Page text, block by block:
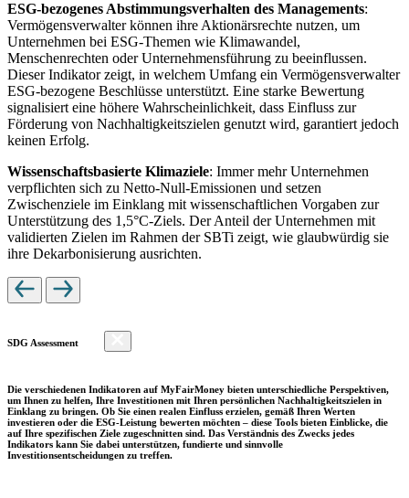
ESG-bezogenes Abstimmungsverhalten des Managements:
Vermögensverwalter können ihre Aktionärsrechte nutzen, um
Unternehmen bei ESG-Themen wie Klimawandel,
Menschenrechten oder Unternehmensführung zu beeinflussen.
Dieser Indikator zeigt, in welchem Umfang ein Vermögensverwalter
ESG-bezogene Beschlüsse unterstützt. Eine starke Bewertung
signalisiert eine höhere Wahrscheinlichkeit, dass Einfluss zur
Förderung von Nachhaltigkeitszielen genutzt wird, garantiert jedoch
keinen Erfolg.
Wissenschaftsbasierte Klimaziele: Immer mehr Unternehmen
verpflichten sich zu Netto-Null-Emissionen und setzen
Zwischenziele im Einklang mit wissenschaftlichen Vorgaben zur
Unterstützung des 1,5°C-Ziels. Der Anteil der Unternehmen mit
validierten Zielen im Rahmen der SBTi zeigt, wie glaubwürdig sie
ihre Dekarbonisierung ausrichten.
SDG Assessment
Die verschiedenen Indikatoren auf MyFairMoney bieten unterschiedliche Perspektiven,
um Ihnen zu helfen, Ihre Investitionen mit Ihren persönlichen Nachhaltigkeitszielen in
Einklang zu bringen. Ob Sie einen realen Einfluss erzielen, gemäß Ihren Werten
investieren oder die ESG-Leistung bewerten möchten – diese Tools bieten Einblicke, die
auf Ihre spezifischen Ziele zugeschnitten sind. Das Verständnis des Zwecks jedes
Indikators kann Sie dabei unterstützen, fundierte und sinnvolle
Investitionsentscheidungen zu treffen.